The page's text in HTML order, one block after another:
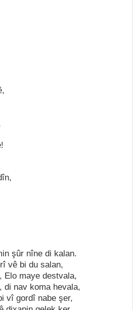
şûr nîne di kalan.
vê bi du salan,
Elo maye destvala,
di nav koma hevala,
vî gordî nabe şer,